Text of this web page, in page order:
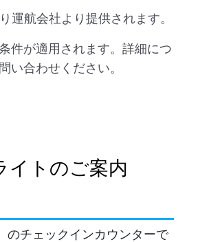
運航会社より提供されます。
件が適用されます。詳細につ
い合わせください。
イトのご案内
のチェックインカウンターで